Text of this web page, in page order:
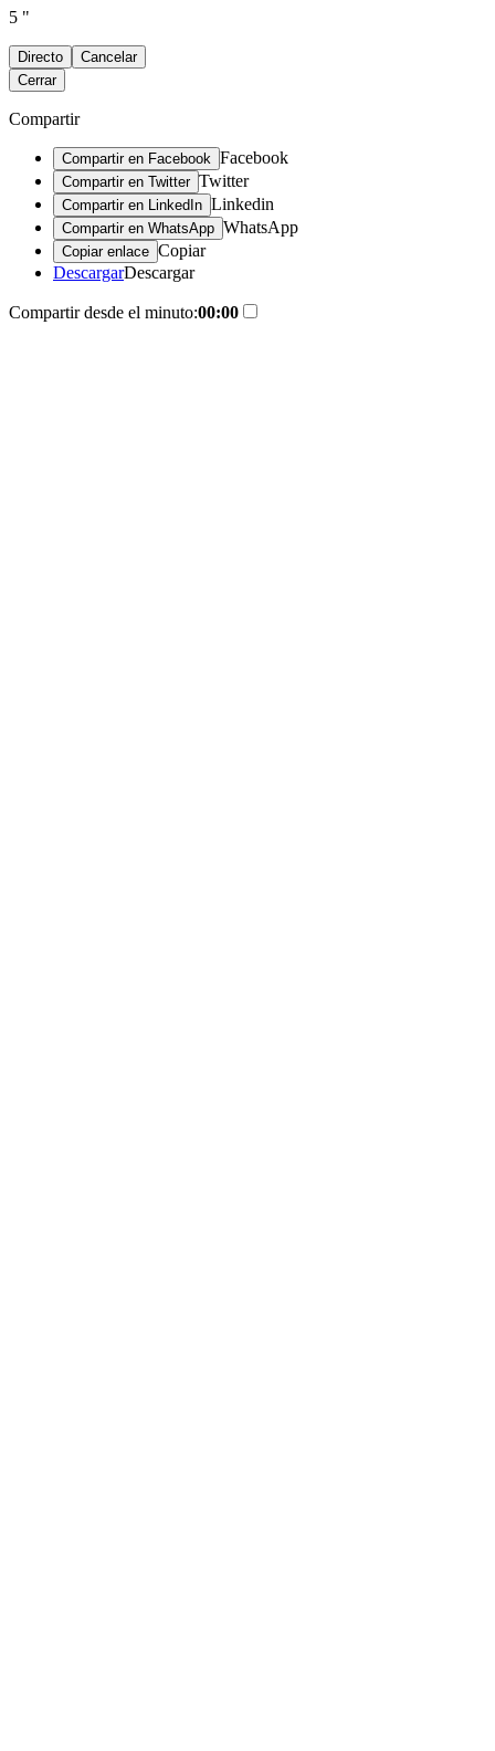
5 "
Directo
Cancelar
Cerrar
Compartir
Compartir en Facebook Facebook
Compartir en Twitter Twitter
Compartir en LinkedIn Linkedin
Compartir en WhatsApp WhatsApp
Copiar enlace Copiar
DescargarDescargar
Compartir desde el minuto:00:00